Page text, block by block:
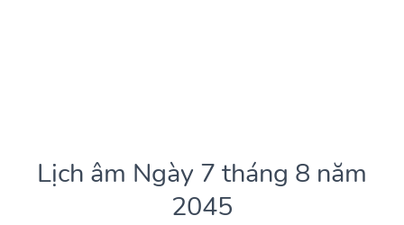
Lịch âm Ngày 7 tháng 8 năm
2045